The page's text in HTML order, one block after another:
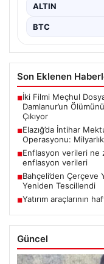
ALTIN
BTC
Son Eklenen
■İki Filmi Meçhul
Damlanur’un
Çıkıyor
■Elazığ’da İntihar
Operasyonu:
■Enflasyon verileri ne
enflasyon verileri
■Bahçeli’den Çerçeve
Yeniden Tescillendi
■Yatırım araçlarının
Güncel